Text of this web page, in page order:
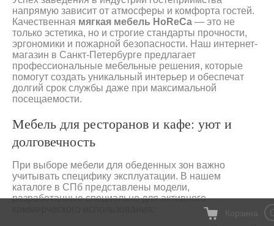
напрямую зависит от атмосферы и комфорта гостей.
Качественная мягкая мебель HoReCa — это не
только эстетика, но и строгие стандарты прочности,
эргономики и пожарной безопасности. Наш интернет-
магазин в Санкт-Петербурге предлагает
профессиональные мебельные решения, которые
помогут создать уникальный интерьер и обеспечат
долгий срок службы даже при максимальной
посещаемости.
Мебель для ресторанов и кафе: уют и
долговечность
При выборе мебели для обеденных зон важно
учитывать специфику эксплуатации. В нашем
каталоге в СПб представлены модели,
разработанные специально для активного
Корзина